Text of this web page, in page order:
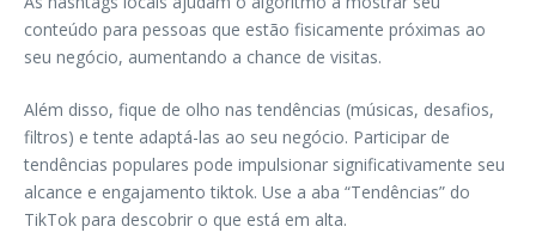
conteúdo para pessoas que estão fisicamente próximas ao
seu negócio, aumentando a chance de visitas.
Além disso, fique de olho nas tendências (músicas, desafios,
filtros) e tente adaptá-las ao seu negócio. Participar de
tendências populares pode impulsionar significativamente seu
alcance e engajamento tiktok. Use a aba “Tendências” do
TikTok para descobrir o que está em alta.